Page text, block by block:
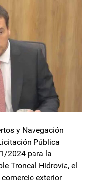
y Navegación
Pública
2024 para la
Troncal Hidrovía, el
exterior